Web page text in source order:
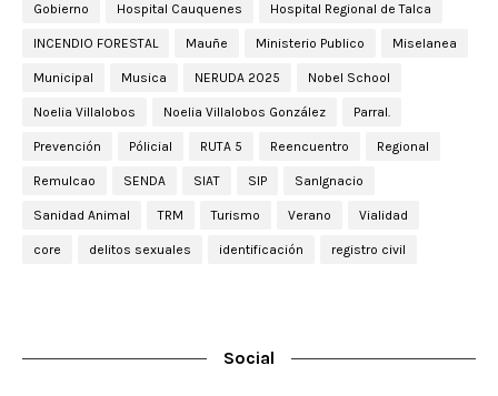
Gobierno Hospital Cauquenes Hospital Regional de Talca
INCENDIO FORESTAL Mauñe Ministerio Publico Miselanea
Municipal Musica NERUDA 2025 Nobel School
Noelia Villalobos Noelia Villalobos González Parral.
Prevención Pólicial RUTA 5 Reencuentro Regional
Remulcao SENDA SIAT SIP SanIgnacio
Sanidad Animal TRM Turismo Verano Vialidad
core delitos sexuales identificación registro civil
Social